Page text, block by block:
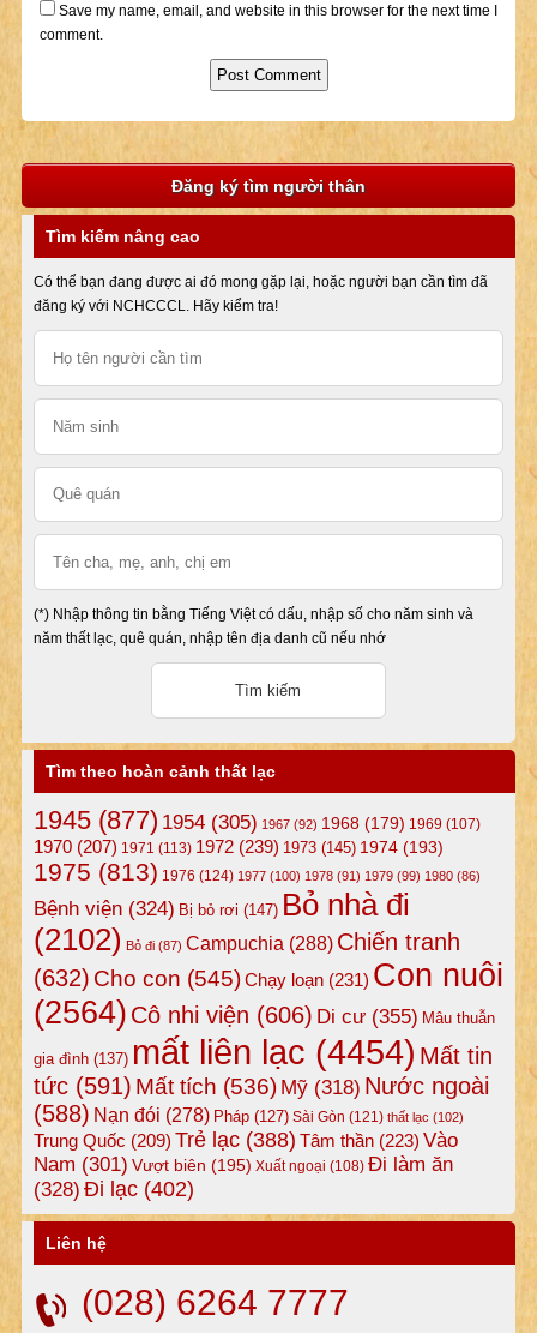
Save my name, email, and website in this browser for the next time I
comment.
Đăng ký tìm người thân
Tìm kiếm nâng cao
Có thể bạn đang được ai đó mong gặp lại, hoặc người bạn cần tìm đã
đăng ký với NCHCCCL. Hãy kiểm tra!
(*) Nhập thông tin bằng Tiếng Việt có dấu, nhập số cho năm sinh và
năm thất lạc, quê quán, nhập tên địa danh cũ nếu nhớ
Tìm theo hoàn cảnh thất lạc
1945(877) 1954(305) 1967(92) 1968(179) 1969 (107)
1970(207) 1971 (113) 1972(239) 1973(145) 1974(193)
1975 (813) 1976 (124) 1977(100) 1978(91) 1979(99) 1980(86)
Bệnh viện(324) Bị bỏ rơi (147) Bỏ nhà đi
(2102) Bỏ đi(87) Campuchia (288) Chiến tranh
(632) Cho con (545)Chạy loạn(231) Con nuôi
(2564) Cô nhi viện (606) Di cư(355) Mâu thuẫn
gia đình(137) mất liên lạc (4454) Mất tin
tức(591) Mất tích (536) Mỹ(318) Nước ngoài
(588) Nạn đói (278) Pháp(127) Sài Gòn (121) thất lạc (102)
Trung Quốc (209) Trẻ lạc(388) Tâm thần(223) Vào
Nam (301) Vượt biên (195) Xuất ngoại (108) Đi làm ăn
(328) Đi lạc(402)
Liên hệ
(028) 6264 7777